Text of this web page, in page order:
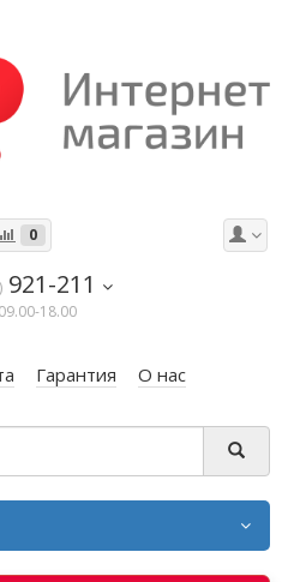
0
921-211
18.00
Гарантия О нас